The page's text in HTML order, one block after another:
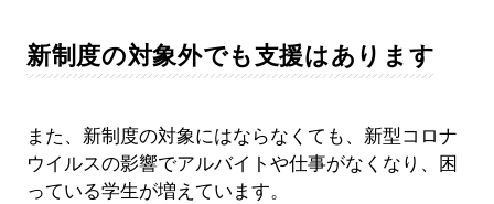
新制度の対象外でも支援はあります
また、新制度の対象にはならなくても、新型コロナ
ウイルスの影響でアルバイトや仕事がなくなり、困
っている学生が増えています。